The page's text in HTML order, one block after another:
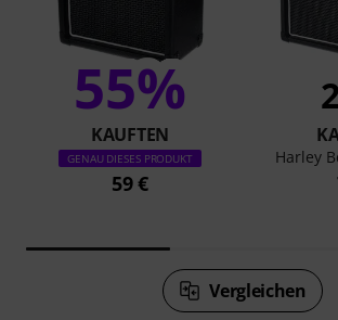
55%
KAUFTEN
GENAU DIESES PRODUKT
59 €
Harley
Vergleichen